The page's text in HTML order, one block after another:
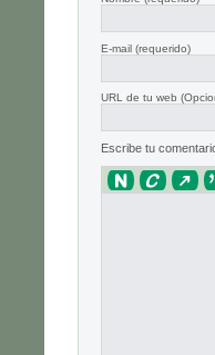
E-mail (requerido)
URL de tu web
Escribe tu